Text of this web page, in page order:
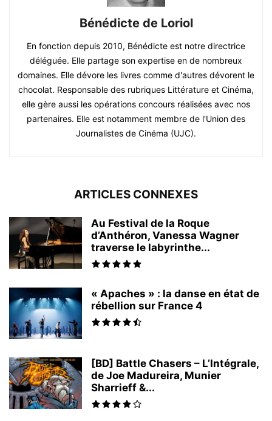
Bénédicte de Loriol
En fonction depuis 2010, Bénédicte est notre directrice
déléguée. Elle partage son expertise en de nombreux
domaines. Elle dévore les livres comme d'autres dévorent le
chocolat. Responsable des rubriques Littérature et Cinéma,
elle gère aussi les opérations concours réalisées avec nos
partenaires. Elle est notamment membre de l'Union des
Journalistes de Cinéma (UJC).
ARTICLES CONNEXES
Au Festival de la Roque
d’Anthéron, Vanessa Wagner
traverse le labyrinthe...
« Apaches » : la danse en état de
rébellion sur France 4
[BD] Battle Chasers – L’Intégrale,
de Joe Madureira, Munier
Sharrieff &...